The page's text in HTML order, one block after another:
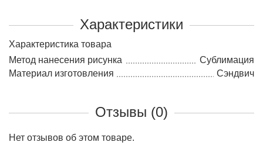
Характеристики
Характеристика товара
Метод нанесения рисунка
Сублимация
Материал изготовления
Сэндвич
Отзывы (0)
Нет отзывов об этом товаре.